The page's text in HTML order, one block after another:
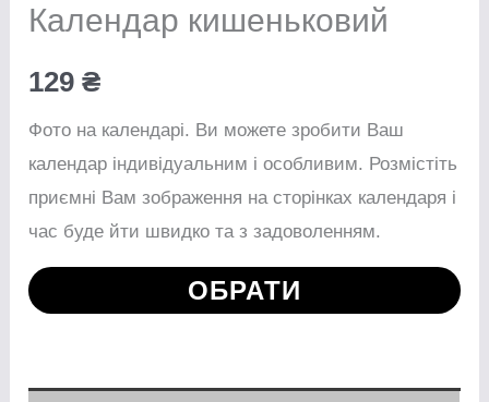
Календар кишеньковий
129₴
Фото на календарі. Ви можете зробити Ваш
календар індивідуальним і особливим. Розмістіть
приємні Вам зображення на сторінках календаря і
час буде йти швидко та з задоволенням.
ОБРАТИ